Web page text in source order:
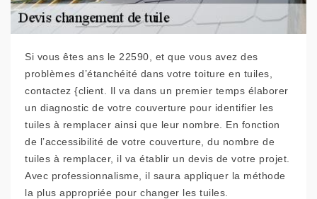
Si vous êtes ans le 22590, et que vous avez des
problèmes d’étanchéité dans votre toiture en tuiles,
contactez {client. Il va dans un premier temps élaborer
un diagnostic de votre couverture pour identifier les
tuiles à remplacer ainsi que leur nombre. En fonction
de l’accessibilité de votre couverture, du nombre de
tuiles à remplacer, il va établir un devis de votre projet.
Avec professionnalisme, il saura appliquer la méthode
la plus appropriée pour changer les tuiles.